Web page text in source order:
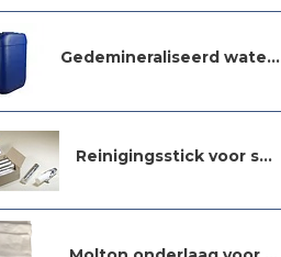
Gedemineraliseerd wate...
Reinigingsstick voor s...